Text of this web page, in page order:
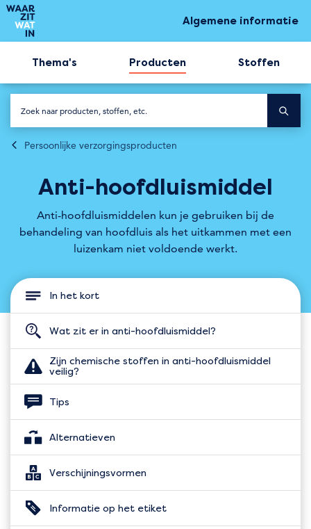
Algemene informatie
Thema's Producten Stoffen
Persoonlijke verzorgingsproducten
Anti-hoofdluismiddel
Anti-hoofdluismiddelen kun je gebruiken bij de
behandeling van hoofdluis als het uitkammen met een
luizenkam niet voldoende werkt.
In het kort
Wat zit er in anti-hoofdluismiddel?
Zijn chemische stoffen in anti-hoofdluismiddel
veilig?
Tips
Alternatieven
Verschijningsvormen
Informatie op het etiket